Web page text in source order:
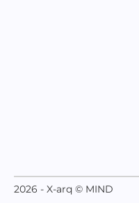
2026 - X-arq © MIND